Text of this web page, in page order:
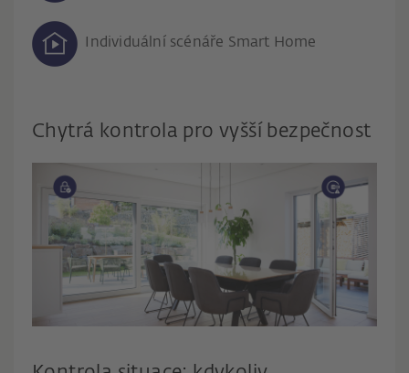
Individuální scénáře Smart Home
Chytrá kontrola pro vyšší bezpečnost